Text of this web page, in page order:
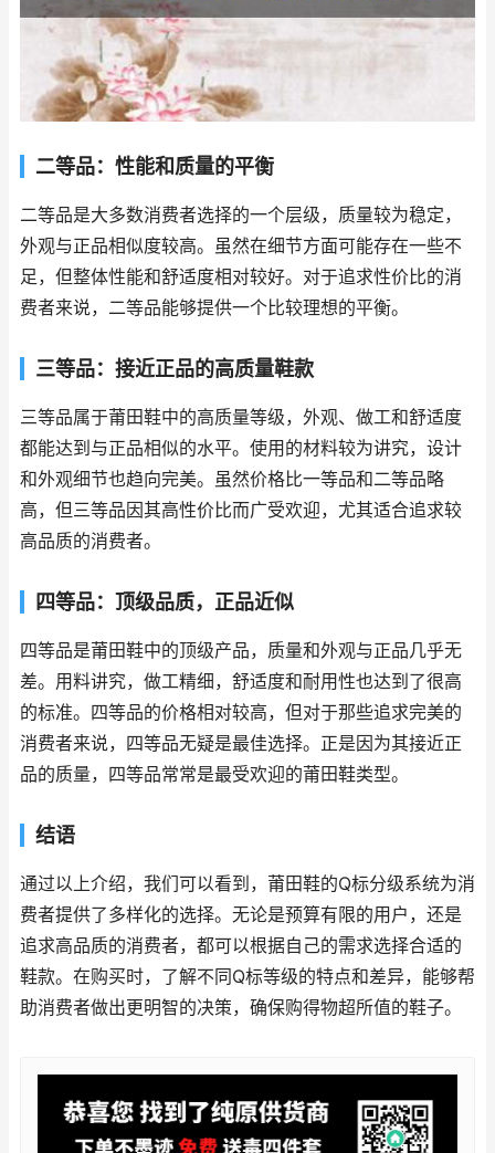
二等品：性能和质量的平衡
二等品是大多数消费者选择的一个层级，质量较为稳定，
外观与正品相似度较高。虽然在细节方面可能存在一些不
足，但整体性能和舒适度相对较好。对于追求性价比的消
费者来说，二等品能够提供一个比较理想的平衡。
三等品：接近正品的高质量鞋款
三等品属于莆田鞋中的高质量等级，外观、做工和舒适度
都能达到与正品相似的水平。使用的材料较为讲究，设计
和外观细节也趋向完美。虽然价格比一等品和二等品略
高，但三等品因其高性价比而广受欢迎，尤其适合追求较
高品质的消费者。
四等品：顶级品质，正品近似
四等品是莆田鞋中的顶级产品，质量和外观与正品几乎无
差。用料讲究，做工精细，舒适度和耐用性也达到了很高
的标准。四等品的价格相对较高，但对于那些追求完美的
消费者来说，四等品无疑是最佳选择。正是因为其接近正
品的质量，四等品常常是最受欢迎的莆田鞋类型。
结语
通过以上介绍，我们可以看到，莆田鞋的Q标分级系统为消
费者提供了多样化的选择。无论是预算有限的用户，还是
追求高品质的消费者，都可以根据自己的需求选择合适的
鞋款。在购买时，了解不同Q标等级的特点和差异，能够帮
助消费者做出更明智的决策，确保购得物超所值的鞋子。